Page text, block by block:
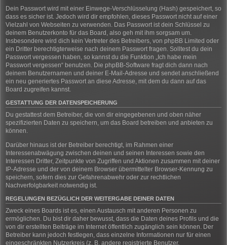
Dein Passwort wird mit einer Einwege-Verschlüsselung (Hash) gespeichert, so
dass es sicher ist. Jedoch wird dir empfohlen, dieses Passwort nicht auf einer
Vielzahl von Webseiten zu verwenden. Das Passwort ist dein Schlüssel zu
deinem Benutzerkonto für das Board, also geh mit ihm sorgsam um.
Insbesondere wird dich kein Vertreter des Betreibers, von phpBB Limited oder
ein Dritter berechtigterweise nach deinem Passwort fragen. Solltest du dein
Passwort vergessen haben, so kannst du die Funktion „Ich habe mein
Passwort vergessen“ benutzen. Die phpBB-Software fragt dich dann nach
deinem Benutzernamen und deiner E-Mail-Adresse und sendet anschließend
ein neu generiertes Passwort an diese Adresse, mit dem du dann auf das
Board zugreifen kannst.
GESTATTUNG DER DATENSPEICHERUNG
Du gestattest dem Betreiber, die von dir eingegebenen und oben näher
spezifizierten Daten zu speichern, um das Board betreiben und anbieten zu
können.
Darüber hinaus ist der Betreiber berechtigt, im Rahmen einer
Interessenabwägung zwischen deinen und seinen Interessen sowie den
Interessen Dritter, Zeitpunkte von Zugriffen und Aktionen zusammen mit deiner
IP-Adresse und der von deinem Browser übermittelter Browser-Kennung zu
speichern, sofern dies zur Gefahrenabwehr oder zur rechtlichen
Nachverfolgbarkeit notwendig ist.
REGELUNGEN BEZÜGLICH DER WEITERGABE DEINER DATEN
Zweck eines Boards ist es, einen Austausch mit anderen Personen zu
ermöglichen. Du bist dir daher bewusst, dass die Daten deines Profils und die
von dir erstellten Beiträge im Internet öffentlich zugänglich sein können. Der
Betreiber kann jedoch festlegen, dass einzelne Informationen nur für einen
eingeschränkten Nutzerkreis (z. B. andere registrierte Benutzer,